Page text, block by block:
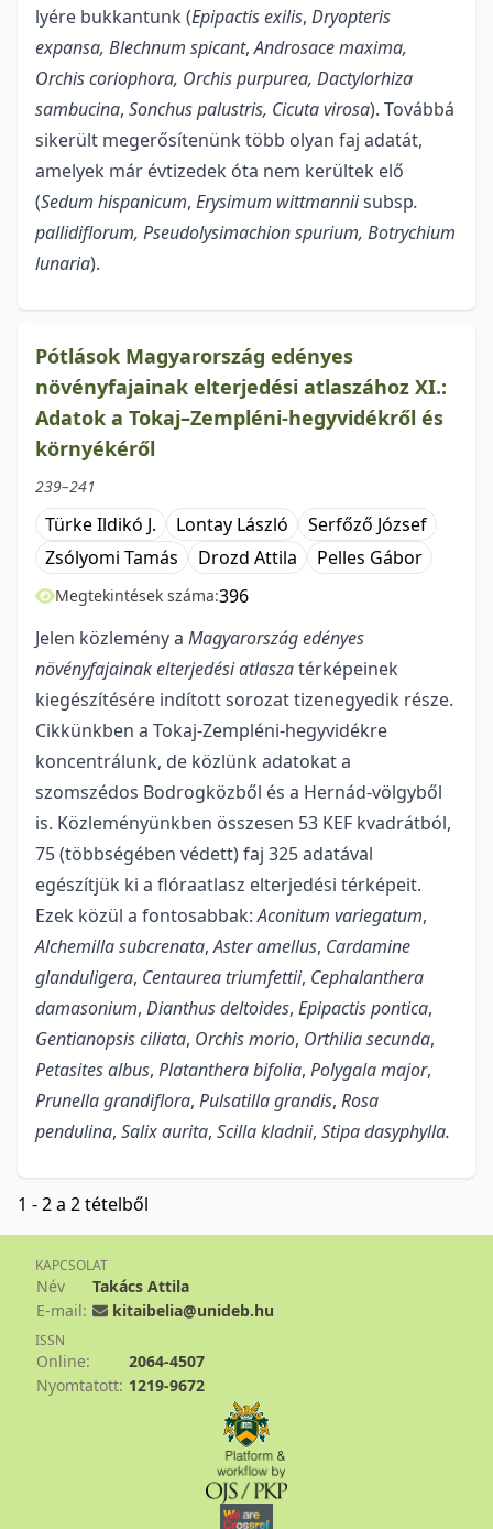
lyére bukkantunk (Epipactis exilis, Dryopteris
expansa, Blechnum spicant,Androsace maxima,
Orchis cori­ophora, Orchis purpurea, Dactylorhiza
sambucina, Sonchus palustris, Cicuta virosa). Továbbá
sikerült megerősítenünk több olyan faj adatát,
amelyek már évtizedek óta nem kerültek elő
(Sedum hispanicum, Erysimum wittmanniisubsp.
pallidiflorum, Pseudolysimachion spurium, Botrychium
lunaria).
Pótlások Magyarország edényes
növényfajainak elterjedési atlaszához XI.:
Adatok a Tokaj–Zempléni-hegyvidékről és
környékéről
239–241
Türke Ildikó J. Lontay László
Serfőző József
Zsólyomi Tamás
Drozd Attila Pelles Gábor
Megtekintések száma:396
Jelen közlemény a Magyarország edényes
növényfajainak elterjedési atlaszatérképei­nek
kiegészítésére indított sorozat tizenegyedik része.
Cikkünkben a Tokaj-Zempléni-hegyvidékre
koncentrálunk, de közlünk adatokat a
szomszédos Bodrogközből és a Hernád-völgyből
is. Közlemé­nyünkben összesen 53 KEF kvadrátból,
75 (többségében védett) faj 325 adatával
egészítjük ki a flóraat­lasz elterjedési térképeit.
Ezek közül a fontosabbak:Aconitum variegatum,
Alchemilla subcrenata,Aster amellus, Cardamine
glanduligera, Centaurea triumfettii, Cephalanthera
damasonium, Dianthus deltoides, Epipactis pontica,
Gentianopsis ciliata, Orchis morio, Orthilia secunda,
Petasites albus, Platanthera bifolia, Polygala major,
Prunella grandiflora, Pulsatilla grandis, Rosa
pendulina, Salix aurita, Scilla kladnii, Stipa dasyphylla.
1 - 2 a 2 tételből
KAPCSOLAT
Név
Takács Attila
E-mail:
kitaibelia@unideb.hu
ISSN
Online:
2064-4507
Nyomtatott: 1219-9672